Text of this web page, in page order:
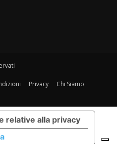
Privacy
Chi Siamo
relative alla privacy